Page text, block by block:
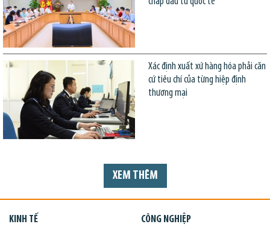
Xác định xuất xứ hàng hóa phải căn
cứ tiêu chí của từng hiệp định
thương mại
XEM THÊM
KINH TẾ CÔNG NGHIỆP